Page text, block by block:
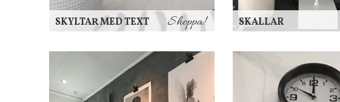
SKYLTAR MED TEXT Shoppa! SKALLAR